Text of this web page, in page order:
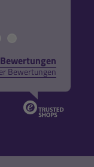
Bewertungen
darauf hin,